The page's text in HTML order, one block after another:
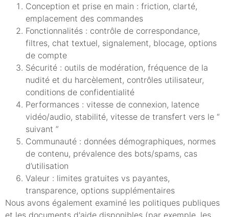
Conception et prise en main : friction, clarté,
emplacement des commandes
Fonctionnalités : contrôle de correspondance,
filtres, chat textuel, signalement, blocage, options
de compte
Sécurité : outils de modération, fréquence de la
nudité et du harcèlement, contrôles utilisateur,
conditions de confidentialité
Performances : vitesse de connexion, latence
vidéo/audio, stabilité, vitesse de transfert vers le “
suivant ”
Communauté : données démographiques, normes
de contenu, prévalence des bots/spams, cas
d’utilisation
Valeur : limites gratuites vs payantes,
transparence, options supplémentaires
Nous avons également examiné les politiques publiques
et les documents d'aide disponibles (par exemple, les